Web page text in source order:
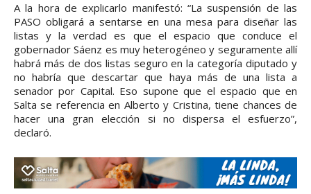
A la hora de explicarlo manifestó: “La suspensión de las
PASO obligará a sentarse en una mesa para diseñar las
listas y la verdad es que el espacio que conduce el
gobernador Sáenz es muy heterogéneo y seguramente allí
habrá más de dos listas seguro en la categoría diputado y
no habría que descartar que haya más de una lista a
senador por Capital. Eso supone que el espacio que en
Salta se referencia en Alberto y Cristina, tiene chances de
hacer una gran elección si no dispersa el esfuerzo”,
declaró.